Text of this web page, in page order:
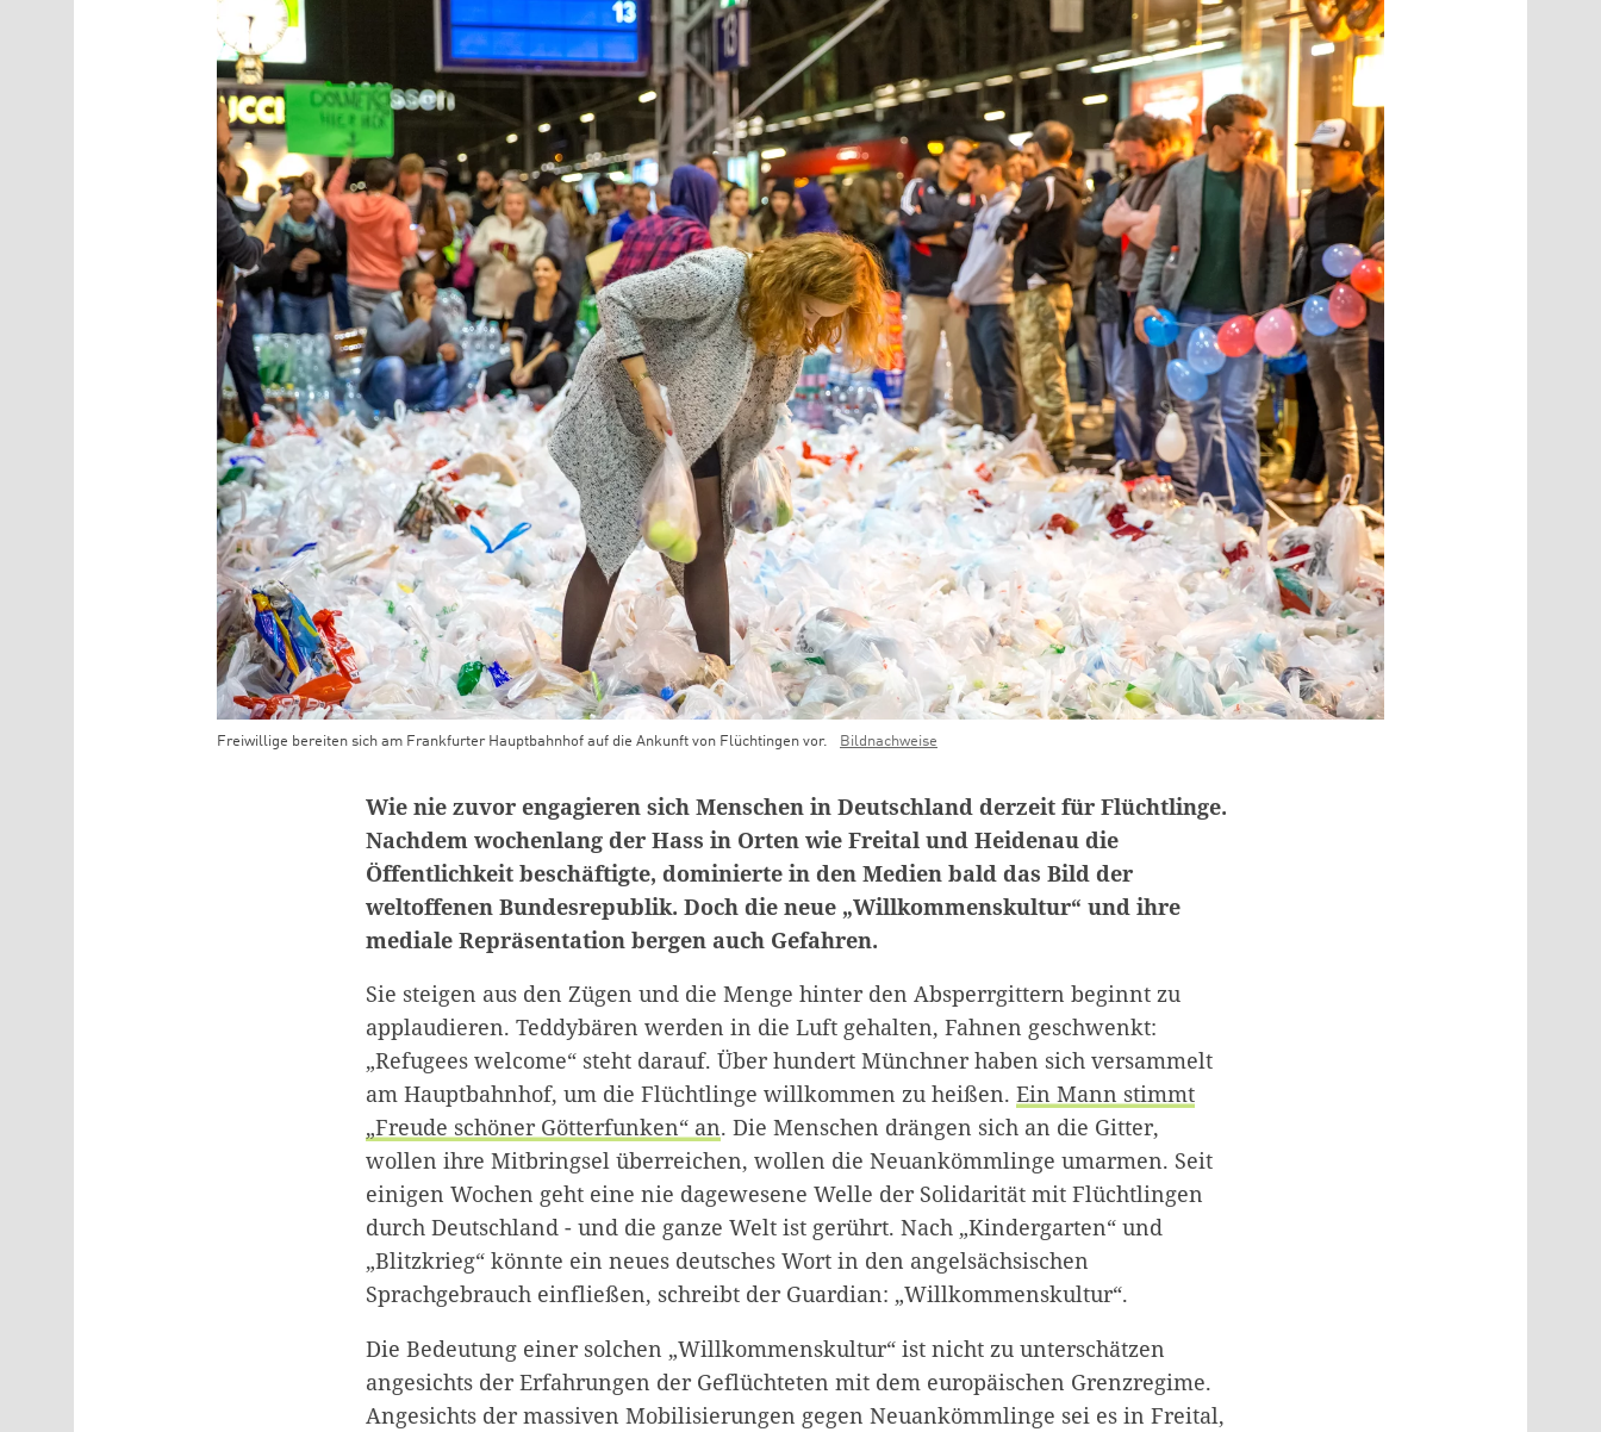
Freiwillige bereiten sich am Frankfurter Hauptbahnhof auf die Ankunft von Flüchtingen vor. Bildnachweise
Wie nie zuvor engagieren sich Menschen in Deutschland derzeit für Flüchtlinge.
Nachdem wochenlang der Hass in Orten wie Freital und Heidenau die
Öffentlichkeit beschäftigte, dominierte in den Medien bald das Bild der
weltoffenen Bundesrepublik. Doch die neue „Willkommenskultur“ und ihre
mediale Repräsentation bergen auch Gefahren.
Sie steigen aus den Zügen und die Menge hinter den Absperrgittern beginnt zu
applaudieren. Teddybären werden in die Luft gehalten, Fahnen geschwenkt:
„Refugees welcome“ steht darauf. Über hundert Münchner haben sich versammelt
am Hauptbahnhof, um die Flüchtlinge willkommen zu heißen. Ein Mann stimmt
„Freude schöner Götterfunken“ an. Die Menschen drängen sich an die Gitter,
wollen ihre Mitbringsel überreichen, wollen die Neuankömmlinge umarmen. Seit
einigen Wochen geht eine nie dagewesene Welle der Solidarität mit Flüchtlingen
durch Deutschland - und die ganze Welt ist gerührt. Nach „Kindergarten“ und
„Blitzkrieg“ könnte ein neues deutsches Wort in den angelsächsischen
Sprachgebrauch einfließen, schreibt der Guardian: „Willkommenskultur“.
Die Bedeutung einer solchen „Willkommenskultur“ ist nicht zu unterschätzen
angesichts der Erfahrungen der Geflüchteten mit dem europäischen Grenzregime.
Angesichts der massiven Mobilisierungen gegen Neuankömmlinge sei es in Freital,